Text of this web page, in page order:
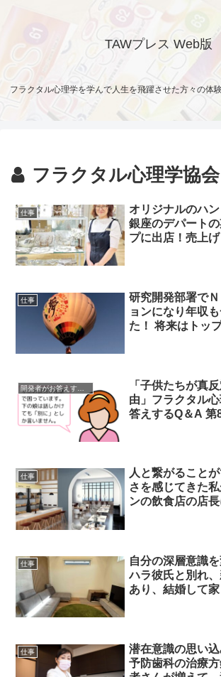
TAWプレス Web版
フラクタル心理学を学んで人生を飛躍させた方々の体
フラクタル心理学協会
仕事
オリジナルのハ
銀座のデパート
プに出店！売上
仕事
研究開発部署で
ョンになり年収
た！ 将来はトッ
開発者がお答えするQ＆A
「子供たちが真
由」フラクタル
答えするQ＆A 第
仕事
人と繋がること
さを感じてきた
ンの飲食店の店
仕事
自分の深層意識
ハラ彼氏と別れ
あり、結婚して
仕事
潜在意識の思い込
予防歯科の治療